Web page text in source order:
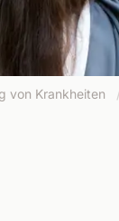
von Krankheiten /